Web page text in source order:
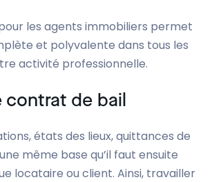
les agents immobiliers permet
et polyvalente dans tous les
activité professionnelle.
contrat de bail
états des lieux, quittances de
même base qu’il faut ensuite
locataire ou client. Ainsi, travailler